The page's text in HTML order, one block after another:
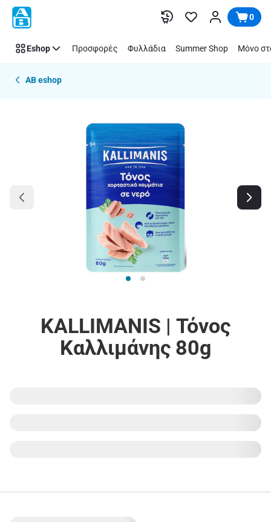
Παράλειψη 0
Eshop Προσφορές Φυλλάδια Summer Shop Μόνο
AB eshop
KALLIMANIS | Τόνος
Καλλιμάνης 80g